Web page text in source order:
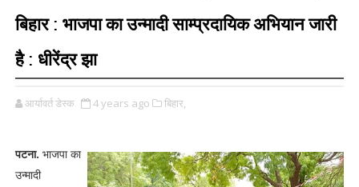
बिहार : भाजपा का उन्मादी साम्प्रदायिक अभियान जारी
है : धीरेंद्र झा
आर्यावर्त डेस्क 4 years ago बिहार,
पटना. भाजपा का
उन्मादी